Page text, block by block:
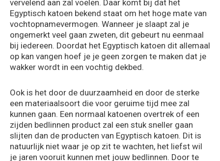
vervelend aan zal voelen. Daar komt bij dat het
Egyptisch katoen bekend staat om het hoge mate van
vochtopnamevermogen. Wanneer je slaapt zal je
ongemerkt veel gaan zweten, dit gebeurt nu eenmaal
bij iedereen. Doordat het Egyptisch katoen dit allemaal
op kan vangen hoef je je geen zorgen te maken dat je
wakker wordt in een vochtig dekbed.
Ook is het door de duurzaamheid en door de sterke
een materiaalsoort die voor geruime tijd mee zal
kunnen gaan. Een normaal katoenen overtrek of een
zijden bedlinnen product zal een stuk sneller gaan
slijten dan de producten van Egyptisch katoen. Dit is
natuurlijk niet waar je op zit te wachten, het liefst wil
je jaren vooruit kunnen met jouw bedlinnen. Door te